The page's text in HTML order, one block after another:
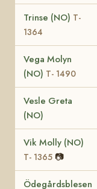
Trinse (NO) T-
1364
Vega Molyn
(NO) T- 1490
Vesle Greta
(NO)
Vik Molly (NO)
T- 1365 📷
Ödegårdsblesen